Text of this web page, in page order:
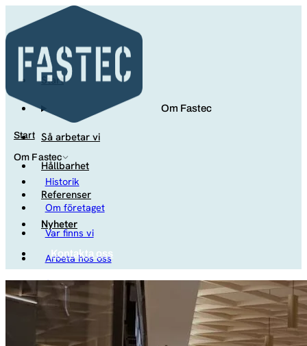
Start
Om Fastec
Historik
Om företaget
Var finns vi
Arbeta hos oss
Studenter
Så arbetar vi Hållbarhet Referenser Nyheter
Kontakta oss
Start
Om Fastec
Så arbetar vi
Hållbarhet
Referenser
Nyheter
Kontakta oss